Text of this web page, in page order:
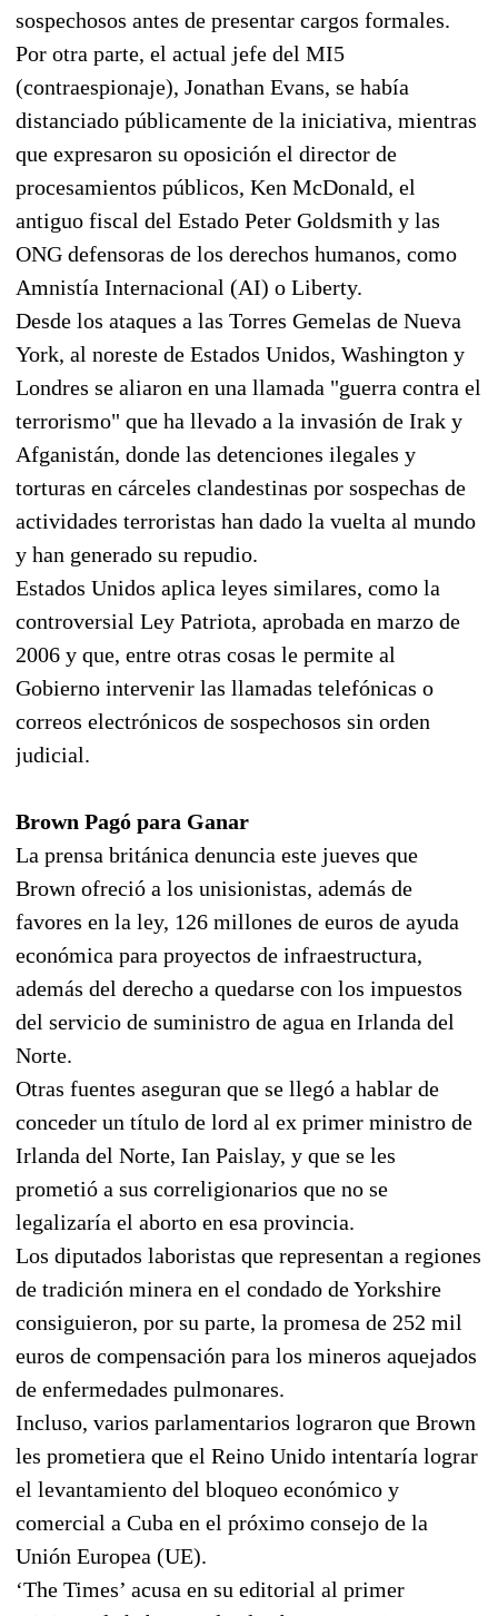
sospechosos antes de presentar cargos formales.
Por otra parte, el actual jefe del MI5
(contraespionaje), Jonathan Evans, se había
distanciado públicamente de la iniciativa, mientras
que expresaron su oposición el director de
procesamientos públicos, Ken McDonald, el
antiguo fiscal del Estado Peter Goldsmith y las
ONG defensoras de los derechos humanos, como
Amnistía Internacional (AI) o Liberty.
Desde los ataques a las Torres Gemelas de Nueva
York, al noreste de Estados Unidos, Washington y
Londres se aliaron en una llamada "guerra contra el
terrorismo" que ha llevado a la invasión de Irak y
Afganistán, donde las detenciones ilegales y
torturas en cárceles clandestinas por sospechas de
actividades terroristas han dado la vuelta al mundo
y han generado su repudio.
Estados Unidos aplica leyes similares, como la
controversial Ley Patriota, aprobada en marzo de
2006 y que, entre otras cosas le permite al
Gobierno intervenir las llamadas telefónicas o
correos electrónicos de sospechosos sin orden
judicial.
Brown Pagó para Ganar
La prensa británica denuncia este jueves que
Brown ofreció a los unisionistas, además de
favores en la ley, 126 millones de euros de ayuda
económica para proyectos de infraestructura,
además del derecho a quedarse con los impuestos
del servicio de suministro de agua en Irlanda del
Norte.
Otras fuentes aseguran que se llegó a hablar de
conceder un título de lord al ex primer ministro de
Irlanda del Norte, Ian Paislay, y que se les
prometió a sus correligionarios que no se
legalizaría el aborto en esa provincia.
Los diputados laboristas que representan a regiones
de tradición minera en el condado de Yorkshire
consiguieron, por su parte, la promesa de 252 mil
euros de compensación para los mineros aquejados
de enfermedades pulmonares.
Incluso, varios parlamentarios lograron que Brown
les prometiera que el Reino Unido intentaría lograr
el levantamiento del bloqueo económico y
comercial a Cuba en el próximo consejo de la
Unión Europea (UE).
‘The Times’ acusa en su editorial al primer